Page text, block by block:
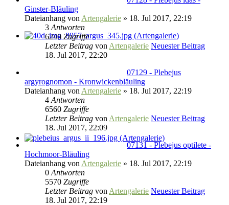
Ginster-Bläuling
Dateianhang von Artengalerie » 18. Jul 2017, 22:19
3 Antworten
6240 Zugriffe
Letzter Beitrag von Artengalerie Neuester Beitrag
18. Jul 2017, 22:20
07129 - Plebejus
argyrognomon - Kronwickenbläuling
Dateianhang von Artengalerie » 18. Jul 2017, 22:19
4 Antworten
6560 Zugriffe
Letzter Beitrag von Artengalerie Neuester Beitrag
18. Jul 2017, 22:09
07131 - Plebejus optilete -
Hochmoor-Bläuling
Dateianhang von Artengalerie » 18. Jul 2017, 22:19
0 Antworten
5570 Zugriffe
Letzter Beitrag von Artengalerie Neuester Beitrag
18. Jul 2017, 22:19